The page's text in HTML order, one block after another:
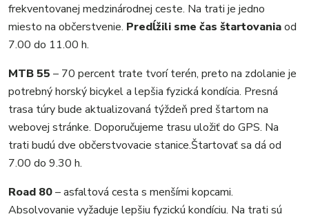
frekventovanej medzinárodnej ceste. Na trati je jedno
miesto na občerstvenie. Predĺžili sme čas štartovaniaod
7.00 do 11.00 h.
MTB 55 – 70 percent trate tvorí terén, preto na zdolanie je
potrebný horský bicykel a lepšia fyzická kondícia. Presná
trasa túry bude aktualizovaná týždeň pred štartom na
webovej stránke. Doporučujeme trasu uložiť do GPS. Na
trati budú dve občerstvovacie stanice.Štartovať sa dá od
7.00 do 9.30 h.
Road 80– asfaltová cesta s menšími kopcami.
Absolvovanie vyžaduje lepšiu fyzickú kondíciu. Na trati sú